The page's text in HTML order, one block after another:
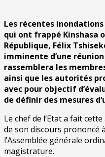
Les récentes
qui ont frappé Kinshasa
République, Félix
imminente d’une
rassemblera les
ainsi que les autorités
avec pour objectif
de définir des mesures
Le chef de l’Etat a fait
de son discours prononcé
l’Assemblée générale
magistrature.